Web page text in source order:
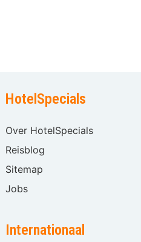
HotelSpecials
Over HotelSpecials
Reisblog
Sitemap
Jobs
Internationaal